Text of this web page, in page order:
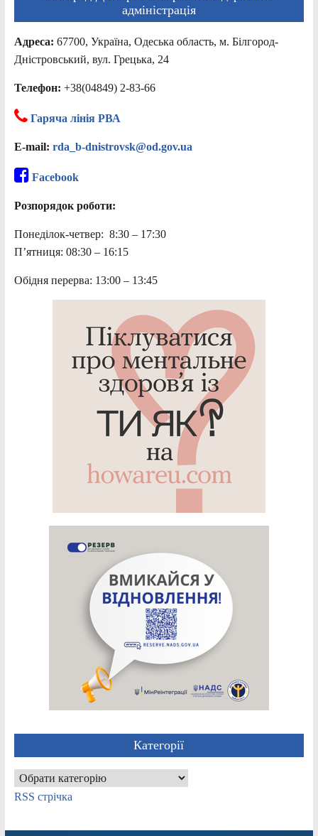
адміністрація
Адреса: 67700, Україна, Одеська область, м. Білгород-
Дністровський, вул. Грецька, 24
Телефон: +38(04849) 2-83-66
Гаряча лінія РВА
E-mail: rda_b-dnistrovsk@od.gov.ua
Facebook
Розпорядок роботи:
Понеділок-четвер: 8:30 – 17:30
П’ятниця: 08:30 – 16:15
Обідня перерва: 13:00 – 13:45
Категорії
Категорії
RSS стрічка